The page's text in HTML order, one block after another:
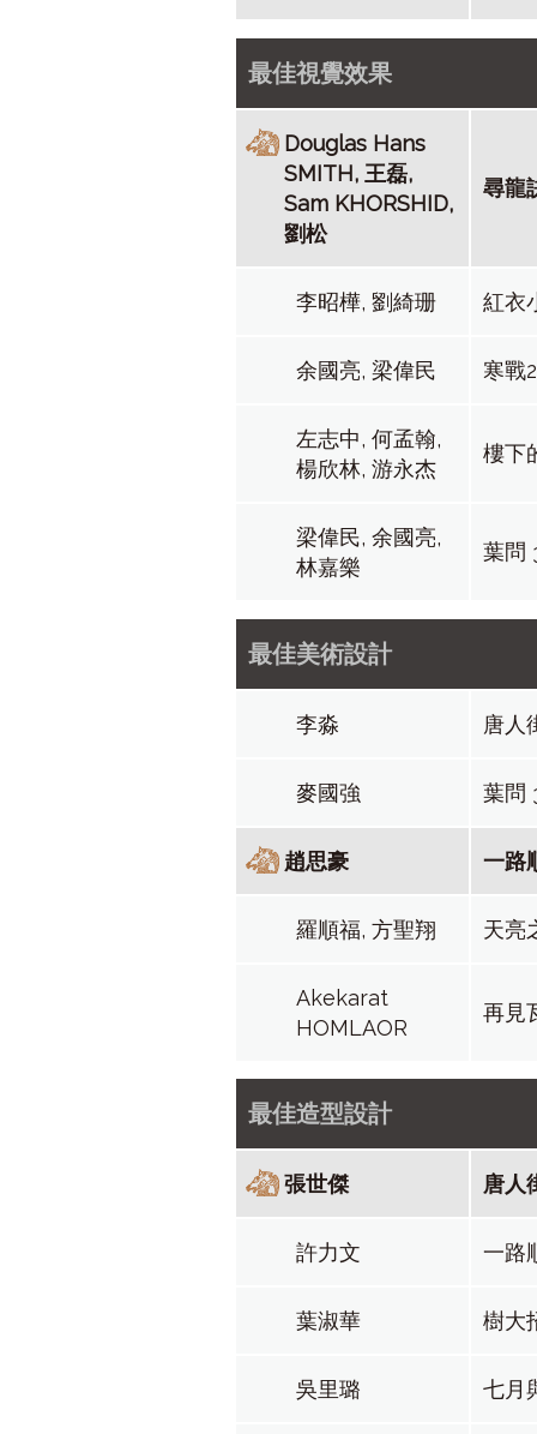
最佳視覺效果
Douglas Hans
SMITH, 王磊,
Sam KHORSHID,
劉松
尋龍
李昭樺, 劉綺珊 紅衣
余國亮, 梁偉民 寒戰2
左志中, 何孟翰,
楊欣林, 游永杰
樓下
梁偉民, 余國亮,
林嘉樂
葉問
最佳美術設計
李淼 唐人
麥國強 葉問
趙思豪 一路
羅順福, 方聖翔 天亮
Akekarat
HOMLAOR
再見
最佳造型設計
張世傑 唐人
許力文 一路
葉淑華 樹大
吳里璐 七月